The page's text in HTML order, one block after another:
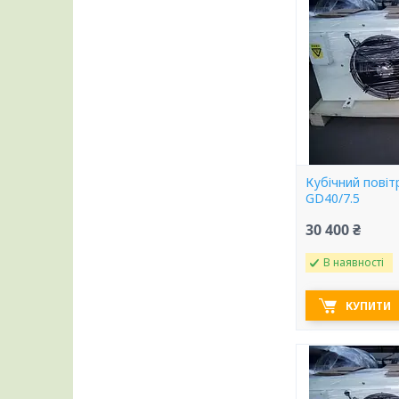
Кубічний
GD40/7.5
30 400 ₴
В наявності
КУПИТИ